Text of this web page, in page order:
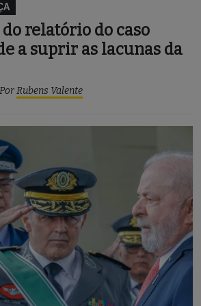
relatório do caso
a suprir as lacunas da
PorRubens Valente